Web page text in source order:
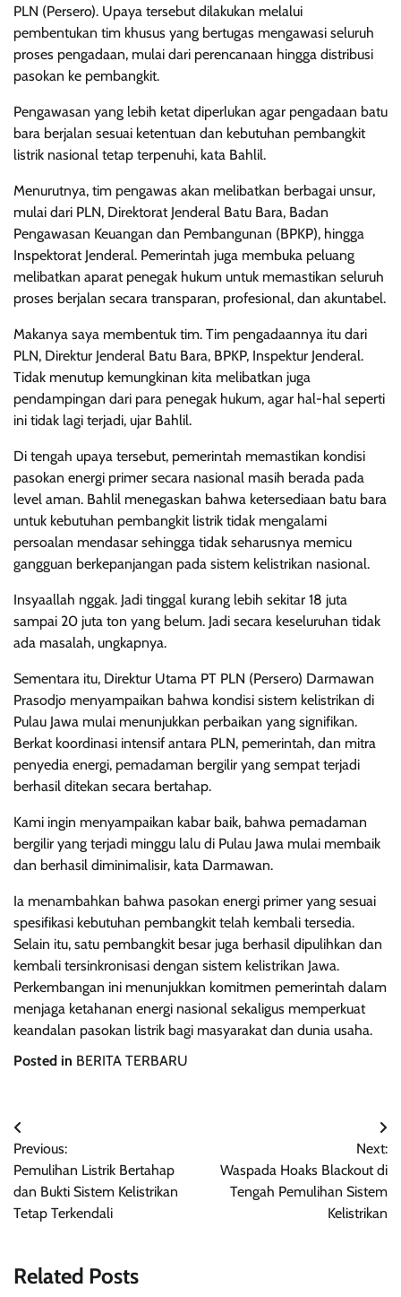
PLN (Persero). Upaya tersebut dilakukan melalui
pembentukan tim khusus yang bertugas mengawasi seluruh
proses pengadaan, mulai dari perencanaan hingga distribusi
pasokan ke pembangkit.
Pengawasan yang lebih ketat diperlukan agar pengadaan batu
bara berjalan sesuai ketentuan dan kebutuhan pembangkit
listrik nasional tetap terpenuhi, kata Bahlil.
Menurutnya, tim pengawas akan melibatkan berbagai unsur,
mulai dari PLN, Direktorat Jenderal Batu Bara, Badan
Pengawasan Keuangan dan Pembangunan (BPKP), hingga
Inspektorat Jenderal. Pemerintah juga membuka peluang
melibatkan aparat penegak hukum untuk memastikan seluruh
proses berjalan secara transparan, profesional, dan akuntabel.
Makanya saya membentuk tim. Tim pengadaannya itu dari
PLN, Direktur Jenderal Batu Bara, BPKP, Inspektur Jenderal.
Tidak menutup kemungkinan kita melibatkan juga
pendampingan dari para penegak hukum, agar hal-hal seperti
ini tidak lagi terjadi, ujar Bahlil.
Di tengah upaya tersebut, pemerintah memastikan kondisi
pasokan energi primer secara nasional masih berada pada
level aman. Bahlil menegaskan bahwa ketersediaan batu bara
untuk kebutuhan pembangkit listrik tidak mengalami
persoalan mendasar sehingga tidak seharusnya memicu
gangguan berkepanjangan pada sistem kelistrikan nasional.
Insyaallah nggak. Jadi tinggal kurang lebih sekitar 18 juta
sampai 20 juta ton yang belum. Jadi secara keseluruhan tidak
ada masalah, ungkapnya.
Sementara itu, Direktur Utama PT PLN (Persero) Darmawan
Prasodjo menyampaikan bahwa kondisi sistem kelistrikan di
Pulau Jawa mulai menunjukkan perbaikan yang signifikan.
Berkat koordinasi intensif antara PLN, pemerintah, dan mitra
penyedia energi, pemadaman bergilir yang sempat terjadi
berhasil ditekan secara bertahap.
Kami ingin menyampaikan kabar baik, bahwa pemadaman
bergilir yang terjadi minggu lalu di Pulau Jawa mulai membaik
dan berhasil diminimalisir, kata Darmawan.
Ia menambahkan bahwa pasokan energi primer yang sesuai
spesifikasi kebutuhan pembangkit telah kembali tersedia.
Selain itu, satu pembangkit besar juga berhasil dipulihkan dan
kembali tersinkronisasi dengan sistem kelistrikan Jawa.
Perkembangan ini menunjukkan komitmen pemerintah dalam
menjaga ketahanan energi nasional sekaligus memperkuat
keandalan pasokan listrik bagi masyarakat dan dunia usaha.
Posted in BERITA TERBARU
Navigasi
pos
Previous:
Pemulihan Listrik Bertahap
dan Bukti Sistem Kelistrikan
Tetap Terkendali
Next:
Waspada Hoaks Blackout di
Tengah Pemulihan Sistem
Kelistrikan
Related Posts